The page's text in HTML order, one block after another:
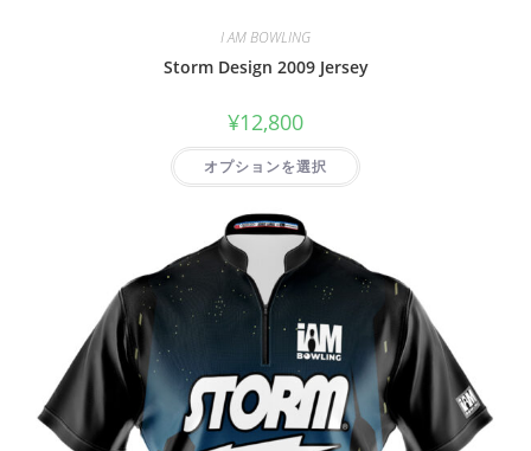
I AM BOWLING
Storm Design 2009 Jersey
¥12,800
オプションを選択